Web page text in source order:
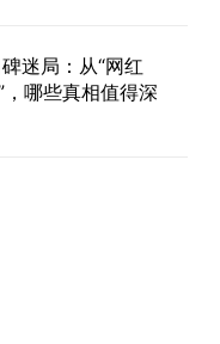
迷局：从“网红
，哪些真相值得深